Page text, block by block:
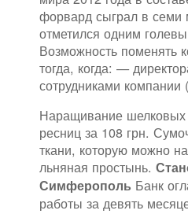
форвард сыграл в семи
отметился одним
Возможность поменять
тогда, когда: —
сотрудниками компании
Наращивание шелковых
ресниц за 108 грн.
ткани, которую можно
льняная простынь.
Симферополь Банк
работы за девять